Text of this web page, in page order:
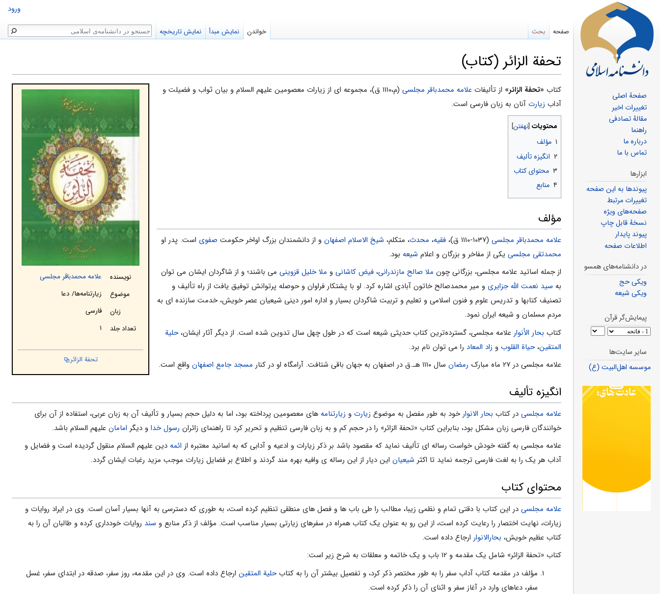
تحفة الزائر (کتاب)
پرش
به
ناوبری
پرش
به
جستجو
نویسنده
علامه محمدباقر مجلسی
موضوع
زیارتنامه‌ها/ دعا
زبان
فارسی
تعداد جلد
۱
تحفة الزائر
کتاب «تحفة الزائر» از تألیفات علامه محمدباقر مجلسی
(م،۱۱۱۰ ق)، مجموعه ای از زیارات معصومین علیهم السلام و بیان ثواب و فضیلت و
آداب زیارت آنان به زبان فارسی است.
محتویات
۱ مؤلف
۲ انگیزه تألیف
۳ محتوای کتاب
۴ منابع
مؤلف
علامه محمدباقر مجلسى (۱۰۳۷-۱۱۱۰ ق)، فقیه، محدث، متکلم، شیخ‎ الاسلام اصفهان و از دانشمندان بزرگ اواخر حکومت صفوی است. پدر او
محمدتقی مجلسی یکی از مفاخر و بزرگان و اعلام شیعه بود.
از جمله اساتید علامه مجلسی، بزرگانی چون ملا صالح مازندرانی، فیض کاشانی و ملا خلیل قزوینی می باشند؛ و از شاگردان ایشان می توان
به سید نعمت الله جزایری و میر محمدصالح خاتون آبادی اشاره کرد. او با پشتکار فراوان و حوصله پرتوانش توفیق یافت از راه تألیف و
تصنیف کتابها و تدریس علوم و فنون اسلامی و تعلیم و تربیت شاگردان بسیار و اداره امور دینی شیعیان عصر خویش، خدمت سازنده ای به
مردم مسلمان و شیعه ایران نمود.
کتاب بحار الأنوار علامه مجلسى، گسترده‌ترین کتاب حدیثی شیعه است که در طول چهل سال تدوین شده است. از دیگر آثار ایشان،حلیة
المتقین،حیاة القلوب و زاد المعاد را می توان نام برد.
علامه مجلسی در ۲۷ ماه مبارک
رمضان سال ۱۱۱۰ هـ.ق در اصفهان به جهان باقی شتافت. آرامگاه او در کنار مسجد جامع اصفهان واقع است.
انگیزه تألیف
علامه مجلسی در کتاب بحار الانوار خود به طور مفصل به موضوع زیارت و زیارتنامه های معصومین پرداخته بود، اما به دلیل حجم بسیار و تألیف آن به زبان عربی، استفاده از آن برای
خوانندگان فارسی زبان مشکل بود، بنابراین کتاب «تحفة الزائر» را در حجم کم و به زبان فارسی تنظیم و تحریر کرد تا راهنمای زائران رسول خدا و دیگر امامان علیهم السلام باشد.
علامه مجلسی به گفته خودش خواست رساله ای تألیف نماید که مقصود باشد بر ذکر زیارات و ادعیه و آدابی که به اسانید معتبره از ائمه دین علیهم السلام منقول گردیده است و فضایل و
آداب هر یک را به لغت فارسی ترجمه نماید تا اکثر شیعیان این دیار از این رساله ی وافیه بهره مند گردند و اطلاع بر فضایل زیارات موجب مزید رغبات ایشان گردد.
محتوای کتاب
علامه مجلسی در این کتاب با دقتی تمام و نظمی زیبا، مطالب را طی باب ها و فصل های منطقی تنظیم کرده است، به طوری که دسترسی به آنها بسیار آسان است. وی در ایراد روایات و
زیارات، نهایت اختصار را رعایت کرده است، از این رو به عنوان یک کتاب همراه در سفرهای زیارتی بسیار مناسب است. مؤلف از ذکر منابع و سند روایات خودداری کرده و طالبان آن را به
کتاب عظیم خویش، بحارالانوار ارجاع داده است.
کتاب «تحفة الزائر» شامل یک مقدمه و ۱۲ باب و یک خاتمه و معلقات به شرح زیر است:
مؤلف در مقدمه کتاب آداب سفر را به طور مختصر ذکر کرد، و تفصیل بیشتر آن را به کتابحلیة المتقینارجاع داده است. وی در این مقدمه، روز سفر، صدقه در ابتدای سفر، غسل
سفر، دعاهای وارد در آغاز سفر و اثنای آن را ذکر کرده است.
ورود
صفحه بحث خواندن نمایش مبدأ نمایش تاریخچه جستجو
صفحهٔ اصلی
تغییرات اخیر
مقالهٔ تصادفی
راهنما
درباره ما
تماس با ما
ابزارها
پیوندها به این صفحه
تغییرات مرتبط
صفحه‌های ویژه
نسخهٔ قابل چاپ
پیوند پایدار
اطلاعات صفحه
در دانشنامه‌های همسو
ویکی حج
ویکی شیعه
پیمایش‌گر قرآن
سایر سایت‌ها
موسسه اهل‌البیت (ع)